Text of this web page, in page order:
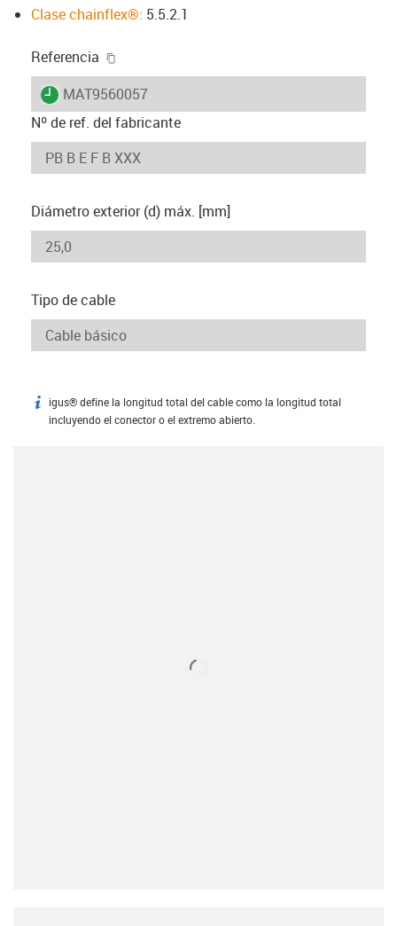
Clase chainflex®: 5.5.2.1
Referencia
igus-icon-lieferzeit
MAT9560057
Nº de ref. del fabricante
Diámetro exterior (d) máx. [mm]
Tipo de cable
igus-icon-info
igus® define la longitud total del cable como la longitud total
incluyendo el conector o el extremo abierto.